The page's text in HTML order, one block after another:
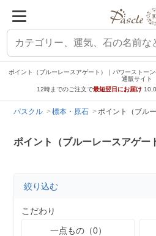
ポイント（ブルーレースアゲート）｜パワーストー
通販サイト
12時までのご注文で最短翌日にお届け
パスクル 標本・原石 ポイント（ブル
ポイント（ブルーレースアゲー
絞り込む
こだわり
一点もの（0）